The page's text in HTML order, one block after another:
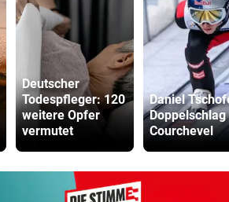
Deutscher
Todespfleger: 120
weitere Opfer
vermutet
Daniel
Doppelschlag
Courchevel